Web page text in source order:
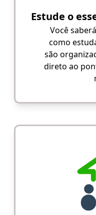
Estude o
Você
como
são
direto ao